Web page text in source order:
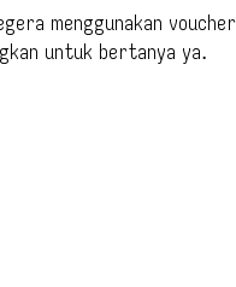
menggunakan voucher
untuk bertanya ya.